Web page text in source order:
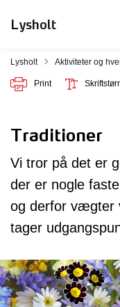
Lysholt
Lysholt Tilbage til
Aktiviteter og
Print
Traditioner
Vi tror på det er
der er nogle
og derfor vægter
tager